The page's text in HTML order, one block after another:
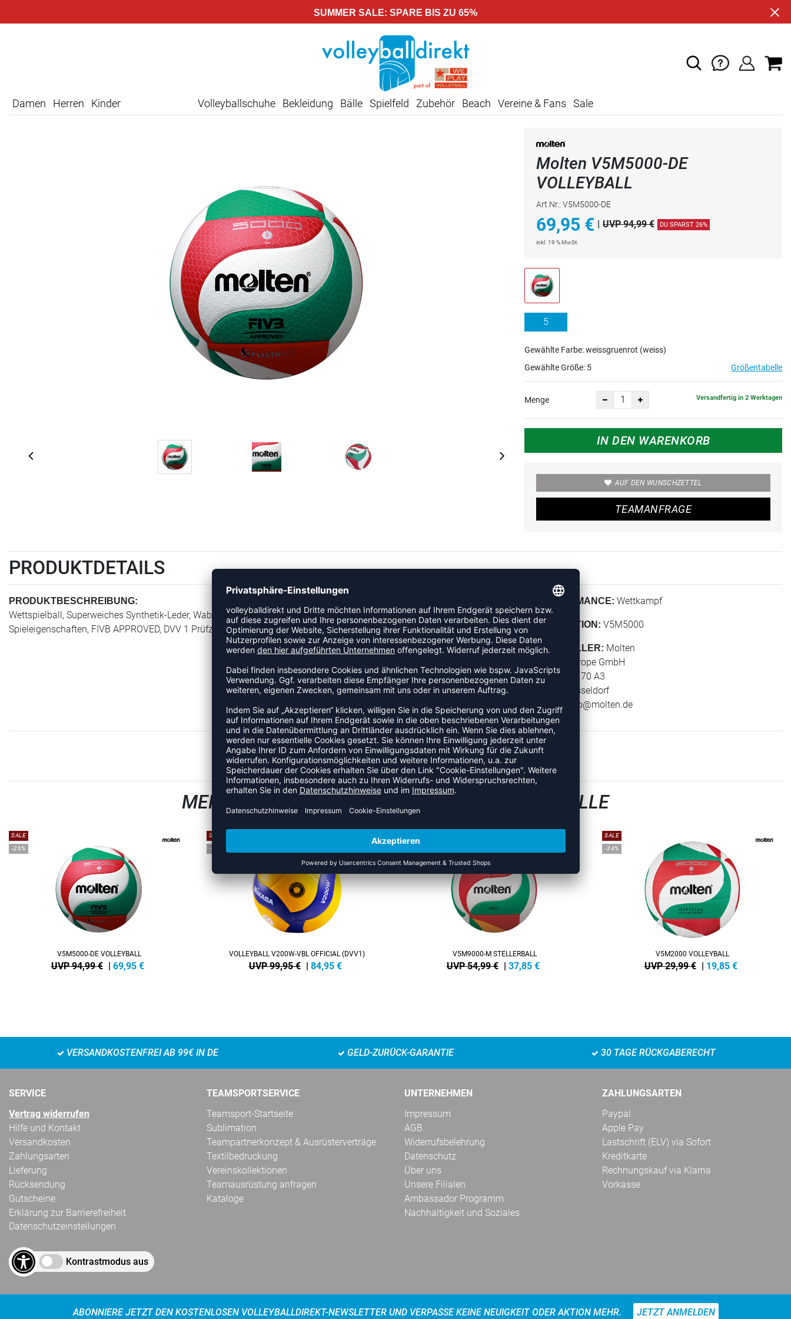
SUMMER SALE: SPARE BIS ZU 65%
Damen Herren Kinder Volleyballschuhe Bekleidung Bälle Spielfeld Zubehör Beach Vereine & Fans Sale
Molten V5M5000-DE
VOLLEYBALL
Art.Nr.: V5M5000-DE
69,95 € UVP 94,99 € DU SPARST 26%
inkl. 19 % MwSt.
5
Gewählte Farbe: weissgruenrot (weiss)
Gewählte Größe: 5 Größentabelle
Menge Versandfertig in 2 Werktagen
IN DEN WARENKORB
AUF DEN WUNSCHZETTEL
TEAMANFRAGE
PRODUKTDETAILS
PRODUKTBESCHREIBUNG:
Wettspielball, Superweiches Synthetik-Leder, Wabenstruktur, Flistatec®-Technologie für stabiles Flugverhalten, Sehr gute
Spieleigenschaften, FIVB APPROVED, DVV 1 Prüfzeichen
PERFORMANCE: Wettkampf
KOLLEKTION: V5M5000
HERSTELLER: Molten
Molten Europe GmbH
Wiesenstr. 70 A3
40549 Düsseldorf
E-Mail:
info@molten.de
ZULETZT ANGESEHEN
MEHR AUS DER KATEGORIE HALLENVOLLEYBÄLLE
SALE
-26%
V5M5000-DE VOLLEYBALL
UVP 94,99 € | 69,95 €
SALE
-15%
VOLLEYBALL V200W-VBL OFFICIAL (DVV1)
UVP 99,95 € | 84,95 €
V5M9000-M STELLERBALL
UVP 54,99 € | 37,85 €
SALE
-34%
V5M2000 VOLLEYBALL
UVP 29,99 € | 19,85 €
VERSANDKOSTENFREI AB 99€ IN DE GELD-ZURÜCK-GARANTIE 30 TAGE RÜCKGABERECHT
SERVICE
Vertrag widerrufen
Hilfe und Kontakt
Versandkosten
Zahlungsarten
Lieferung
Rücksendung
Gutscheine
Erklärung zur Barrierefreiheit
Datenschutzeinstellungen
Kontrastmodus aus
TEAMSPORTSERVICE
Teamsport-Startseite
Sublimation
Teampartnerkonzept & Ausrüsterverträge
Textilbedruckung
Vereinskollektionen
Teamausrüstung anfragen
Kataloge
UNTERNEHMEN
Impressum
AGB
Widerrufsbelehrung
Datenschutz
Über uns
Unsere Filialen
Ambassador Programm
Nachhaltigkeit und Soziales
ZAHLUNGSARTEN
Paypal
Apple Pay
Lastschrift (ELV) via Sofort
Kreditkarte
Rechnungskauf via Klarna
Vorkasse
ABONNIERE JETZT DEN KOSTENLOSEN VOLLEYBALLDIREKT-NEWSLETTER UND VERPASSE KEINE NEUIGKEIT ODER AKTION MEHR. JETZT ANMELDEN